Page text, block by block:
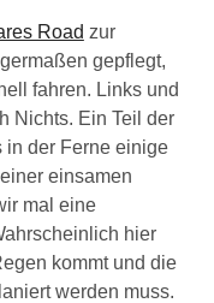
Road zur
gepflegt,
fahren. Links und
Nichts. Ein Teil der
in der Ferne einige
einsamen
mal eine
hier
kommt und die
werden muss.